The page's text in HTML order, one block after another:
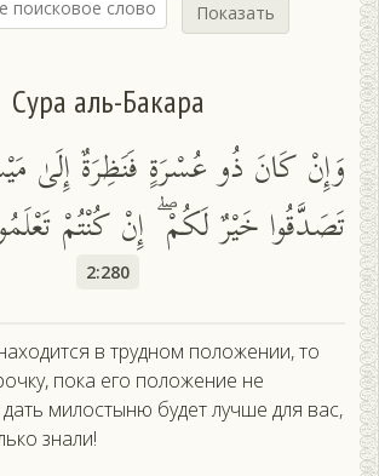
Показать
Сура аль-Бакара
وَإِنْ كَانَ ذُو عُسْرَةٍ فَنَظِرَةٌ إِلَىٰ
تَصَدَّقُوا خَيْرٌ لَكُمْ ۖ إِنْ كُنْتُمْ
2:280
в трудном положении, то
пока его положение не
милостыню будет лучше для вас,
знали!